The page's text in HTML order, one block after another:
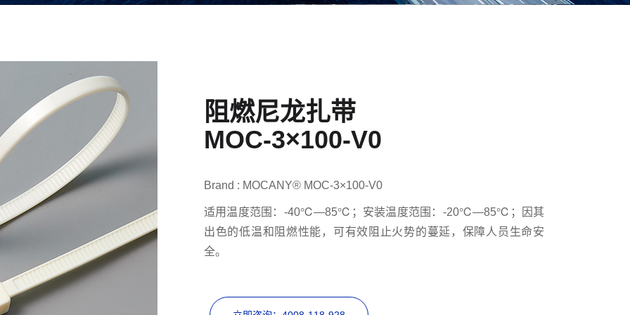
阻燃尼龙扎带
MOC-3×100-V0
Brand : MOCANY® MOC-3×100-V0
适用温度范围：-40℃—85℃；安装温度范围：-20℃—85℃；因其
出色的低温和阻燃性能，可有效阻止火势的蔓延，保障人员生命安
全‌。